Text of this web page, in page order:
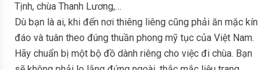
Tịnh, chùa Thanh Lương,…
Dù bạn là ai, khi đến nơi thiêng liêng cũng phải ăn mặc kín
đáo và tuân theo đúng thuần phong mỹ tục của Việt Nam.
Hãy chuẩn bị một bộ đồ dành riêng cho việc đi chùa. Bạn